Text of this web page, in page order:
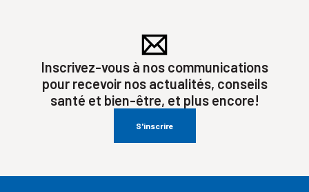
Inscrivez-vous à nos communications
pour recevoir nos actualités, conseils
santé et bien-être, et plus encore!
S'inscrire